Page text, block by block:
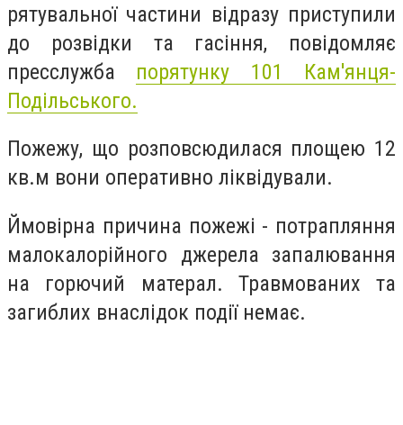
рятувальної частини відразу приступили
до розвідки та гасіння, повідомляє
пресслужба порятунку 101 Кам'янця-
Подільського.
Пожежу, що розповсюдилася площею 12
кв.м вони оперативно ліквідували.
Ймовірна причина пожежі - потрапляння
малокалорійного джерела запалювання
на горючий матерал. Травмованих та
загиблих внаслідок події немає.